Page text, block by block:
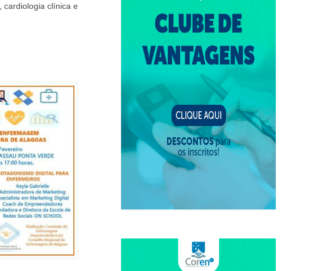
cardiologia clínica e